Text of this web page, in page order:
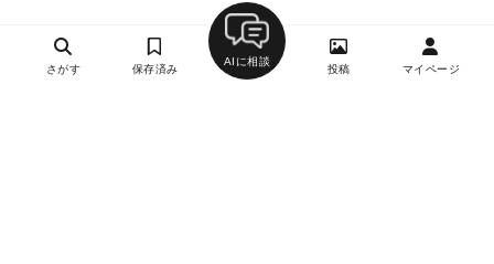
さがす 保存済み
AIに相談
投稿 マイページ